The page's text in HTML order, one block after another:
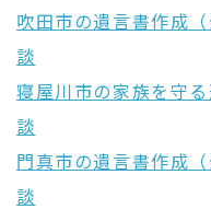
吹田市の遺言書作成
談
寝屋川市の家族を守
談
門真市の遺言書作成
談